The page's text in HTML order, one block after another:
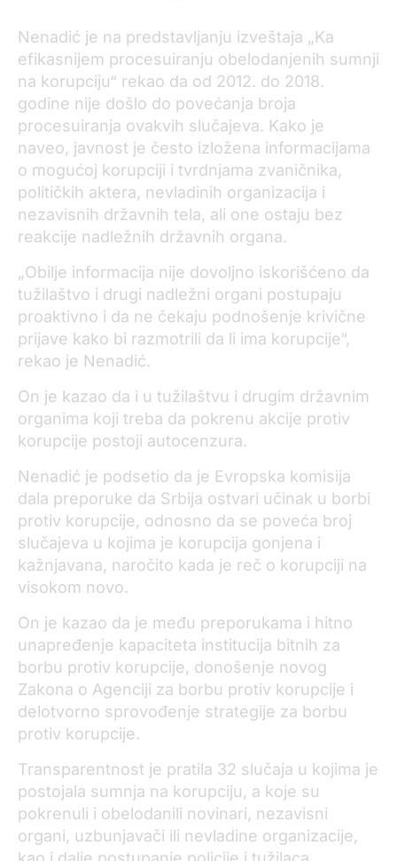
Nenadić je na predstavljanju izveštaja „Ka
efikasnijem procesuiranju obelodanjenih sumnji
na korupciju“ rekao da od 2012. do 2018.
godine nije došlo do povećanja broja
procesuiranja ovakvih slučajeva. Kako je
naveo, javnost je često izložena informacijama
o mogućoj korupciji i tvrdnjama zvaničnika,
političkih aktera, nevladinih organizacija i
nezavisnih državnih tela, ali one ostaju bez
reakcije nadležnih državnih organa.
„Obilje informacija nije dovoljno iskorišćeno da
tužilaštvo i drugi nadležni organi postupaju
proaktivno i da ne čekaju podnošenje krivične
prijave kako bi razmotrili da li ima korupcije“,
rekao je Nenadić.
On je kazao da i u tužilaštvu i drugim državnim
organima koji treba da pokrenu akcije protiv
korupcije postoji autocenzura.
Nenadić je podsetio da je Evropska komisija
dala preporuke da Srbija ostvari učinak u borbi
protiv korupcije, odnosno da se poveća broj
slučajeva u kojima je korupcija gonjena i
kažnjavana, naročito kada je reč o korupciji na
visokom novo.
On je kazao da je među preporukama i hitno
unapređenje kapaciteta institucija bitnih za
borbu protiv korupcije, donošenje novog
Zakona o Agenciji za borbu protiv korupcije i
delotvorno sprovođenje strategije za borbu
protiv korupcije.
Transparentnost je pratila 32 slučaja u kojima je
postojala sumnja na korupciju, a koje su
pokrenuli i obelodanili novinari, nezavisni
organi, uzbunjavači ili nevladine organizacije,